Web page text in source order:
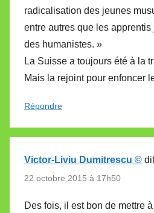
radicalisation des jeunes
entre autres que les
des humanistes. »
La Suisse a toujours été à la
Mais la rejoint pour enfoncer
Répondre
Victor-Liviu Dumitrescu ©
22 octobre 2015 à 17h50
Des fois, il est bon de mettre